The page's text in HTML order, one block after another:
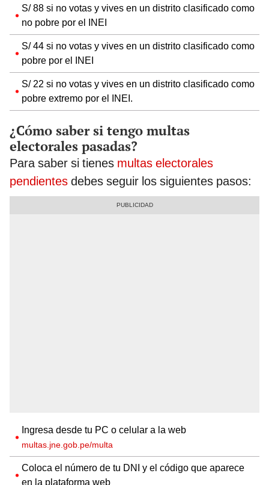
S/ 88 si no votas y vives en un distrito clasificado como
no pobre por el INEI
S/ 44 si no votas y vives en un distrito clasificado como
pobre por el INEI
S/ 22 si no votas y vives en un distrito clasificado como
pobre extremo por el INEI.
¿Cómo saber si tengo multas
electorales pasadas?
Para saber si tienes multas electorales
pendientes debes seguir los siguientes pasos:
Ingresa desde tu PC o celular a la web
multas.jne.gob.pe/multa
Coloca el número de tu DNI y el código que aparece
en la plataforma web